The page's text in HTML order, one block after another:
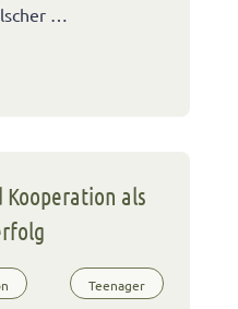
…
als
Teenager